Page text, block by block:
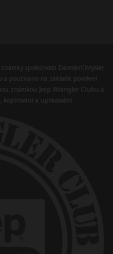
společnosti DaimlerChrysler
a používáno na základě povolení
známkou Jeep Wrangler Clubu a
a upravování.